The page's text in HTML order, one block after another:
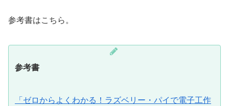
参考書はこちら。
参考書
「ゼロからよくわかる！ラズベリー・パイで電子工作